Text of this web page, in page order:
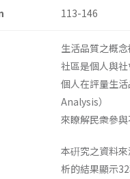
113-146
生活品質之概
社區是個人與
個人在評量生
Analysis）
來瞭解民衆參
本硏究之資料
析的結果顯示